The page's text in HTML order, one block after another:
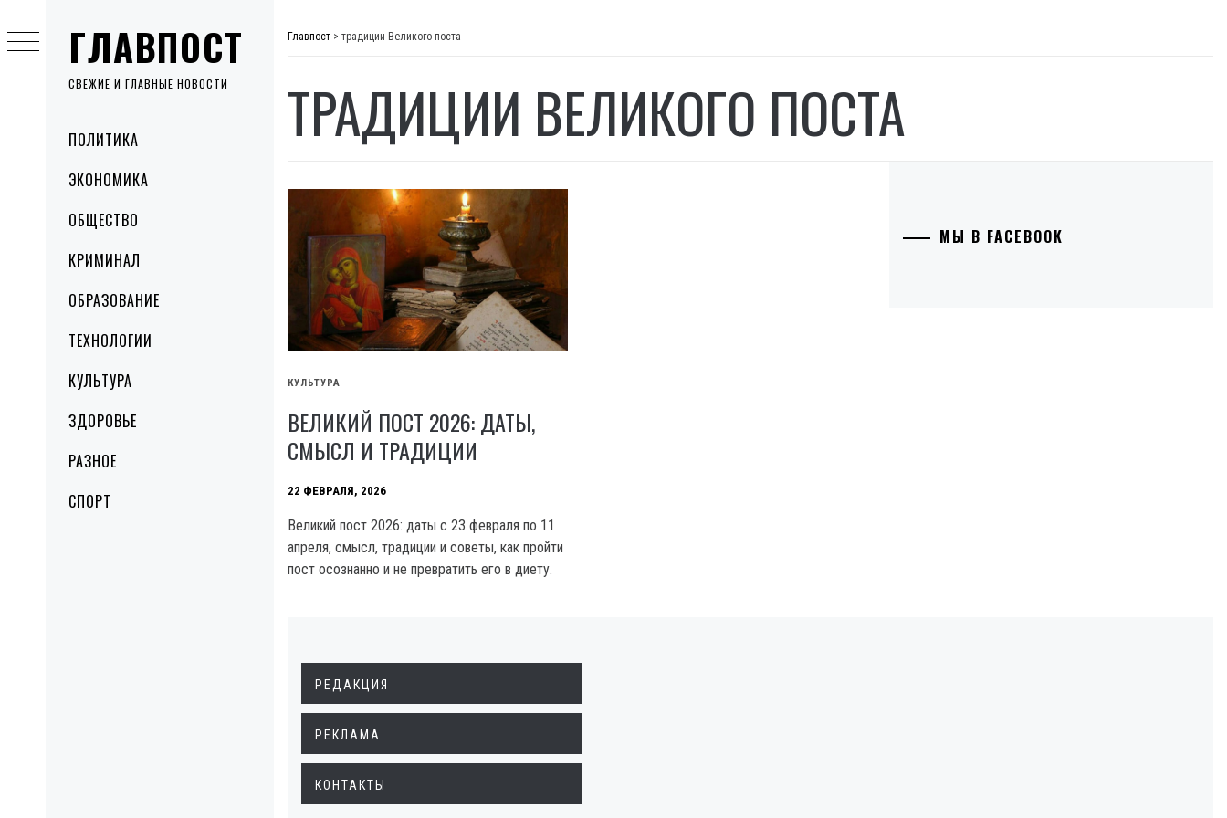
ГЛАВПОСТ
СВЕЖИЕ И ГЛАВНЫЕ НОВОСТИ
MenuПОЛИТИКА
ЭКОНОМИКА
ОБЩЕСТВО
КРИМИНАЛ
ОБРАЗОВАНИЕ
ТЕХНОЛОГИИ
КУЛЬТУРА
ЗДОРОВЬЕ
РАЗНОЕ
СПОРТ
to
content
Главпост > традиции Великого поста
ТРАДИЦИИ ВЕЛИКОГО ПОСТА
КУЛЬТУРА
ВЕЛИКИЙ ПОСТ 2026: ДАТЫ,
СМЫСЛ И ТРАДИЦИИ
22 ФЕВРАЛЯ, 2026
Великий пост 2026: даты с 23 февраля по 11
апреля, смысл, традиции и советы, как пройти
пост осознанно и не превратить его в диету.
МЫ В FACEBOOK
РЕДАКЦИЯ
РЕКЛАМА
КОНТАКТЫ